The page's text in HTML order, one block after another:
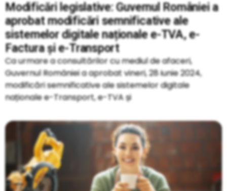
Modificări legislative: Guvernul României a
aprobat modificări semnificative ale
sistemelor digitale naționale e-TVA, e-
Factura și e-Transport
Ca urmare a consultărilor cu mediul de afaceri,
Guvernul României a aprobat vineri, 28 iunie 2024,
modificări semnificative ale sistemelor digitale
naționale e-Transport, e-TVA și